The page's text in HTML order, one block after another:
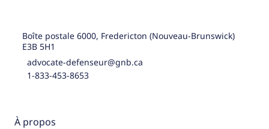
Boîte postale 6000, Fredericton (Nouveau-Brunswick)
E3B 5H1
advocate-defenseur@gnb.ca
1-833-453-8653
À propos